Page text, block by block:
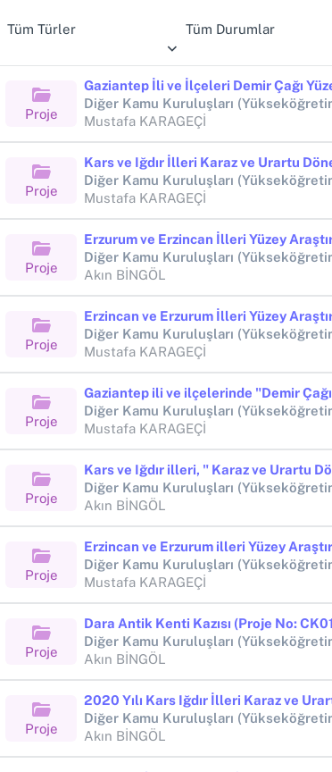
Tüm Türler Tüm Durumlar
Proje
Mustafa KARAGEÇİ
Proje
Mustafa KARAGEÇİ
Proje
Akın BİNGÖL
Proje
Mustafa KARAGEÇİ
Proje
Gaziantep ili ve ilçelerinde "Demir
Mustafa KARAGEÇİ
Proje
Akın BİNGÖL
Proje
Mustafa KARAGEÇİ
Proje
Dara Antik Kenti Kazısı (Proje No:
Akın BİNGÖL
Proje
Akın BİNGÖL